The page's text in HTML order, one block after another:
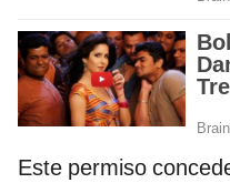
Este permiso